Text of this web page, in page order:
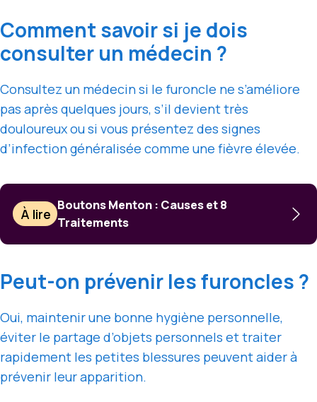
Comment savoir si je dois
consulter un médecin ?
Consultez un médecin si le furoncle ne s’améliore
pas après quelques jours, s’il devient très
douloureux ou si vous présentez des signes
d’infection généralisée comme une fièvre élevée.
À lire
Boutons Menton : Causes et 8
Traitements
Peut-on prévenir les furoncles ?
Oui, maintenir une bonne hygiène personnelle,
éviter le partage d’objets personnels et traiter
rapidement les petites blessures peuvent aider à
prévenir leur apparition.